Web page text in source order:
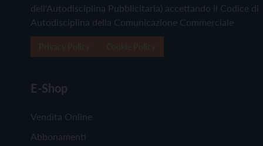
dell'Autodisciplina Pubblicitaria) accettando il Codice di
Autodisciplina della Comunicazione Commerciale
E-Shop
Vendita Online
Abbonamenti